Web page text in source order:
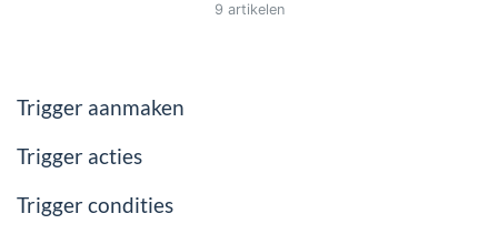
9 artikelen
Trigger aanmaken
Trigger acties
Trigger condities